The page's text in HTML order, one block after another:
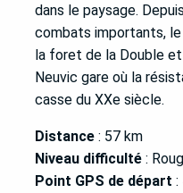
dans le paysage.
combats importants, le
la foret de la Double et
Neuvic gare où la
casse du XXe siècle.
Distance : 57 km
Niveau difficulté :
Point GPS de départ :